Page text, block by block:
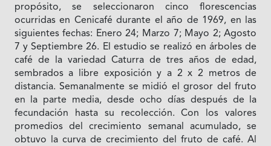
propósito, se seleccionaron cinco florescencias
ocurridas en Cenicafé durante el año de 1969, en las
siguientes fechas: Enero 24; Marzo 7; Mayo 2; Agosto
7 y Septiembre 26. El estudio se realizó en árboles de
café de la variedad Caturra de tres años de edad,
sembrados a libre exposición y a 2 x 2 metros de
distancia. Semanalmente se midió el grosor del fruto
en la parte media, desde ocho días después de la
fecundación hasta su recolección. Con los valores
promedios del crecimiento semanal acumulado, se
obtuvo la curva de crecimiento del fruto de café. Al